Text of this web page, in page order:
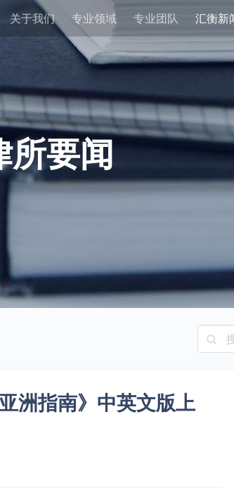
关于我们 专业领域 专业团队 汇衡新
所要闻
洲指南》中英文版上